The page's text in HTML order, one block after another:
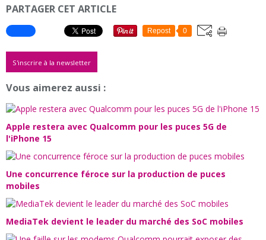
PARTAGER CET ARTICLE
Repost 0
S'inscrire à la newsletter
Vous aimerez aussi :
Apple restera avec Qualcomm pour les puces 5G de
l'iPhone 15
Une concurrence féroce sur la production de puces
mobiles
MediaTek devient le leader du marché des SoC mobiles